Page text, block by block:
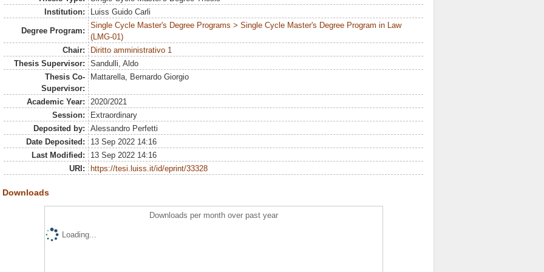
Institution:
Luiss Guido Carli
Degree Program:
Single Cycle Master's Degree Programs > Single Cycle Master's Degree Program in Law
(LMG-01)
Chair:
Diritto amministrativo 1
Thesis Supervisor:
Sandulli, Aldo
Thesis Co-
Supervisor:
Mattarella, Bernardo Giorgio
Academic Year:
2020/2021
Session:
Extraordinary
Deposited by:
Alessandro Perfetti
Date Deposited:
13 Sep 2022 14:16
Last Modified:
13 Sep 2022 14:16
URI:
https://tesi.luiss.it/id/eprint/33328
Downloads
Downloads per month over past year
Loading...